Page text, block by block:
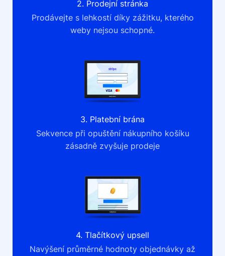
2. Prodejní stránka
Prodávejte s lehkostí díky zážitku, kterého
weby nejsou schopné.
3. Platební brána
Sekvence při opuštění nákupního košíku
zásadně zvyšuje prodeje
4. Tlačítkový upsell
Navýšení průměrné hodnoty objednávky až